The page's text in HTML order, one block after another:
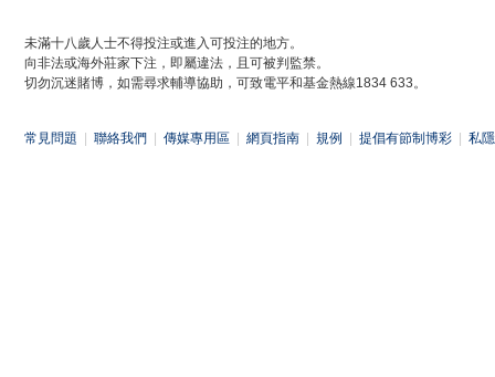
未滿十八歲人士不得投注或進入可投注的地方。
向非法或海外莊家下注，即屬違法，且可被判監禁。
切勿沉迷賭博，如需尋求輔導協助，可致電平和基金熱線1834 633。
常見問題 聯絡我們 傳媒專用區 網頁指南 規例 提倡有節制博彩 私